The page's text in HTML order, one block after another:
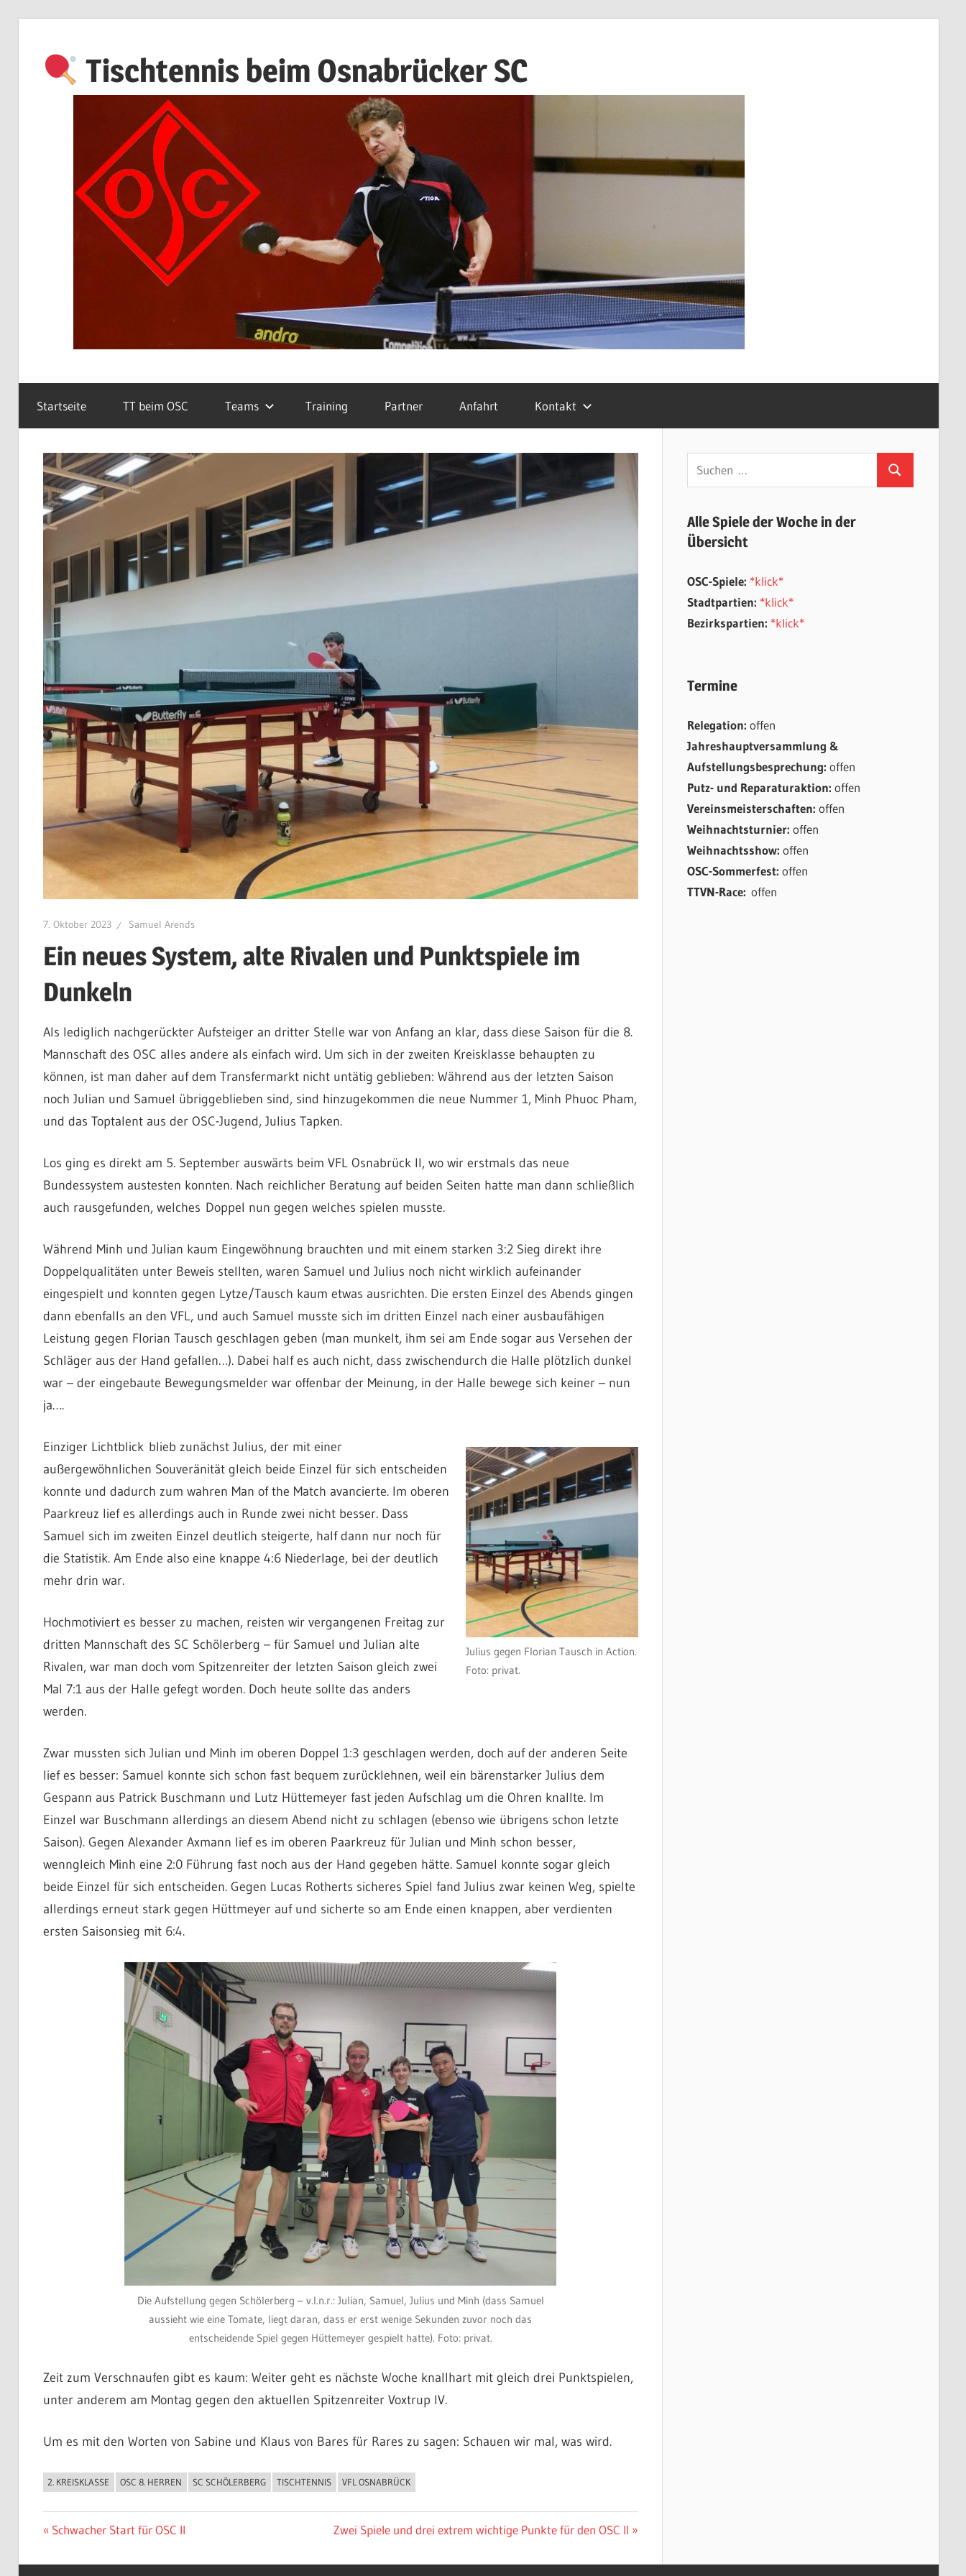
springen
Tischtennis beim Osnabrücker SC
Startseite TT beim OSC Teams Training Partner Anfahrt Kontakt
7. Oktober 2023 Samuel Arends
Ein neues System, alte Rivalen und Punktspiele im
Dunkeln
Als lediglich nachgerückter Aufsteiger an dritter Stelle war von Anfang an klar, dass diese Saison für die 8.
Mannschaft des OSC alles andere als einfach wird. Um sich in der zweiten Kreisklasse behaupten zu
können, ist man daher auf dem Transfermarkt nicht untätig geblieben: Während aus der letzten Saison
noch Julian und Samuel übriggeblieben sind, sind hinzugekommen die neue Nummer 1, Minh Phuoc Pham,
und das Toptalent aus der OSC-Jugend, Julius Tapken.
Los ging es direkt am 5. September auswärts beim VFL Osnabrück II, wo wir erstmals das neue
Bundessystem austesten konnten. Nach reichlicher Beratung auf beiden Seiten hatte man dann schließlich
auch rausgefunden, welches Doppel nun gegen welches spielen musste.
Während Minh und Julian kaum Eingewöhnung brauchten und mit einem starken 3:2 Sieg direkt ihre
Doppelqualitäten unter Beweis stellten, waren Samuel und Julius noch nicht wirklich aufeinander
eingespielt und konnten gegen Lytze/Tausch kaum etwas ausrichten. Die ersten Einzel des Abends gingen
dann ebenfalls an den VFL, und auch Samuel musste sich im dritten Einzel nach einer ausbaufähigen
Leistung gegen Florian Tausch geschlagen geben (man munkelt, ihm sei am Ende sogar aus Versehen der
Schläger aus der Hand gefallen…). Dabei half es auch nicht, dass zwischendurch die Halle plötzlich dunkel
war – der eingebaute Bewegungsmelder war offenbar der Meinung, in der Halle bewege sich keiner – nun
ja….
Julius gegen Florian Tausch in Action.
Foto: privat.
Einziger Lichtblick blieb zunächst Julius, der mit einer
außergewöhnlichen Souveränität gleich beide Einzel für sich entscheiden
konnte und dadurch zum wahren Man of the Match avancierte. Im oberen
Paarkreuz lief es allerdings auch in Runde zwei nicht besser. Dass
Samuel sich im zweiten Einzel deutlich steigerte, half dann nur noch für
die Statistik. Am Ende also eine knappe 4:6 Niederlage, bei der deutlich
mehr drin war.
Hochmotiviert es besser zu machen, reisten wir vergangenen Freitag zur
dritten Mannschaft des SC Schölerberg – für Samuel und Julian alte
Rivalen, war man doch vom Spitzenreiter der letzten Saison gleich zwei
Mal 7:1 aus der Halle gefegt worden. Doch heute sollte das anders
werden.
Zwar mussten sich Julian und Minh im oberen Doppel 1:3 geschlagen werden, doch auf der anderen Seite
lief es besser: Samuel konnte sich schon fast bequem zurücklehnen, weil ein bärenstarker Julius dem
Gespann aus Patrick Buschmann und Lutz Hüttemeyer fast jeden Aufschlag um die Ohren knallte. Im
Einzel war Buschmann allerdings an diesem Abend nicht zu schlagen (ebenso wie übrigens schon letzte
Saison). Gegen Alexander Axmann lief es im oberen Paarkreuz für Julian und Minh schon besser,
wenngleich Minh eine 2:0 Führung fast noch aus der Hand gegeben hätte. Samuel konnte sogar gleich
beide Einzel für sich entscheiden. Gegen Lucas Rotherts sicheres Spiel fand Julius zwar keinen Weg, spielte
allerdings erneut stark gegen Hüttmeyer auf und sicherte so am Ende einen knappen, aber verdienten
ersten Saisonsieg mit 6:4.
Die Aufstellung gegen Schölerberg – v.l.n.r.: Julian, Samuel, Julius und Minh (dass Samuel
aussieht wie eine Tomate, liegt daran, dass er erst wenige Sekunden zuvor noch das
entscheidende Spiel gegen Hüttemeyer gespielt hatte). Foto: privat.
Zeit zum Verschnaufen gibt es kaum: Weiter geht es nächste Woche knallhart mit gleich drei Punktspielen,
unter anderem am Montag gegen den aktuellen Spitzenreiter Voxtrup IV.
Um es mit den Worten von Sabine und Klaus von Bares für Rares zu sagen: Schauen wir mal, was wird.
ALLGEMEIN
2. KREISKLASSE OSC 8. HERREN SC SCHÖLERBERG TISCHTENNIS VFL OSNABRÜCK
Beitragsnavigation
Vorheriger
Schwacher Start für OSC II
Nächster
Zwei Spiele und drei extrem wichtige Punkte für den OSC II
Suchen
nach:
Suchen
Alle Spiele der Woche in der
Übersicht
OSC-Spiele: *klick*
Stadtpartien: *klick*
Bezirkspartien: *klick*
Termine
Relegation: offen
Jahreshauptversammlung &
Aufstellungsbesprechung: offen
Putz- und Reparaturaktion: offen
Vereinsmeisterschaften: offen
Weihnachtsturnier: offen
Weihnachtsshow: offen
OSC-Sommerfest: offen
TTVN-Race: offen